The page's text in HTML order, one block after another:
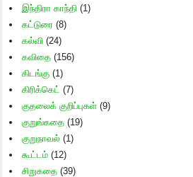
இந்திரா காந்தி(1)
கட்டுரை (8)
கல்வி(24)
கவிதை(156)
கிடங்கு(1)
கிரிக்கெட் (7)
குதலைக் குறிப்புகள்(9)
குறுங்கதை(19)
குறுநாவல் (1)
கூட்டம்(12)
சிறுகதை(39)